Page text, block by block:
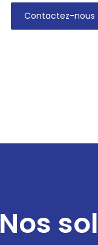
Contactez-nous
Nos